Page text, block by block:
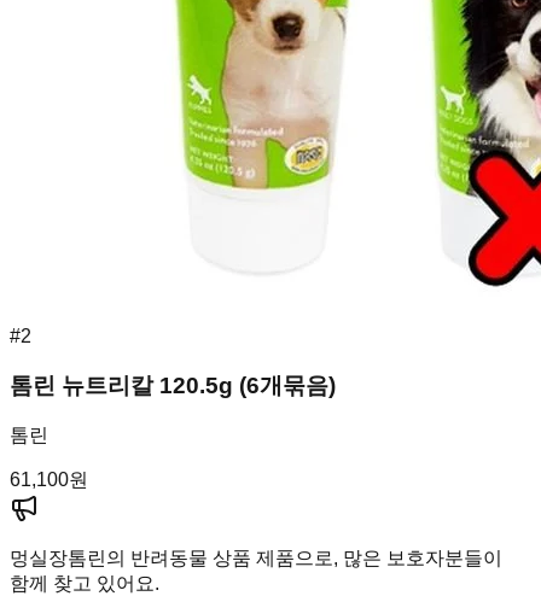
#2
톰린 뉴트리칼 120.5g (6개묶음)
톰린
61,100원
멍실장톰린의 반려동물 상품 제품으로, 많은 보호자분들이
함께 찾고 있어요.